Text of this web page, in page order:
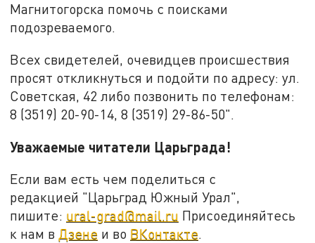
Магнитогорска помочь с поисками
подозреваемого.
Всех свидетелей, очевидцев происшествия
просят откликнуться и подойти по адресу: ул.
Советская, 42 либо позвонить по телефонам:
8 (3519) 20-90-14, 8 (3519) 29-86-50".
Уважаемые читатели Царьграда!
Если вам есть чем поделиться с
редакцией "Царьград Южный Урал",
пишите: ural-grad@mail.ru Присоединяйтесь
к нам в Дзене и во ВКонтакте.